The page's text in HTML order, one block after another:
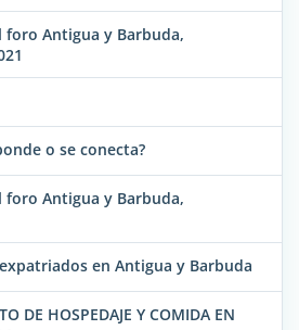
foro Antigua y Barbuda,
o se conecta?
foro Antigua y Barbuda,
en Antigua y Barbuda
DE HOSPEDAJE Y COMIDA EN